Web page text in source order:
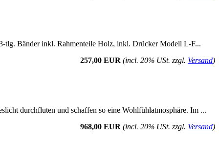
tlg. Bänder inkl. Rahmenteile Holz, inkl. Drücker Modell L-F...
257,00 EUR (incl. 20% USt. zzgl. Versand)
durchfluten und schaffen so eine Wohlfühlatmosphäre. Im ...
968,00 EUR (incl. 20% USt. zzgl. Versand)